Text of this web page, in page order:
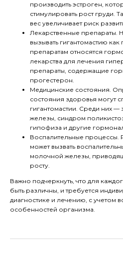
производить эстроген,
стимулировать рост груди.
вес увеличивает риск
Лекарственные препараты.
вызывать гигантомастию
препаратам относятся
лекарства для лечения
препараты, содержащие
прогестерон.
Медицинские состояния.
состояния здоровья могут
гигантомастии. Среди них
железы, синдром
гипофиза и другие
Воспалительные процессы.
может вызвать
молочной железы,
росту.
Важно подчеркнуть, что для
быть различны, и требуется
диагностике и лечению, с учетом
особенностей организма.